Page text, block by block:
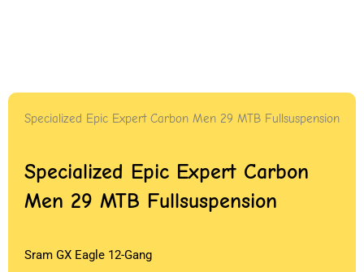
Specialized Epic Expert Carbon Men 29 MTB Fullsuspension
Specialized Epic Expert Carbon
Men 29 MTB Fullsuspension
Sram GX Eagle 12-Gang